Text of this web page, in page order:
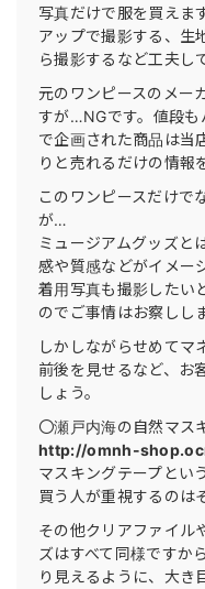
写真だけで服を買え
アップで撮影する、生
ら撮影するなど工夫し
元のワンピースのメー
すが…NGです。値段も
で企画された商品は当
りと売れるだけの情報
このワンピースだけで
が…
ミュージアムグッズと
感や質感などがイメー
着用写真も撮影したい
のでご事情はお察しし
しかしながらせめてマ
前後を見せるなど、お
しょう。
〇瀬戸内海の自然マス
http://omnh-
マスキングテープとい
買う人が重視するのは
その他クリアファイル
ズはすべて同様ですか
り見えるように、大き